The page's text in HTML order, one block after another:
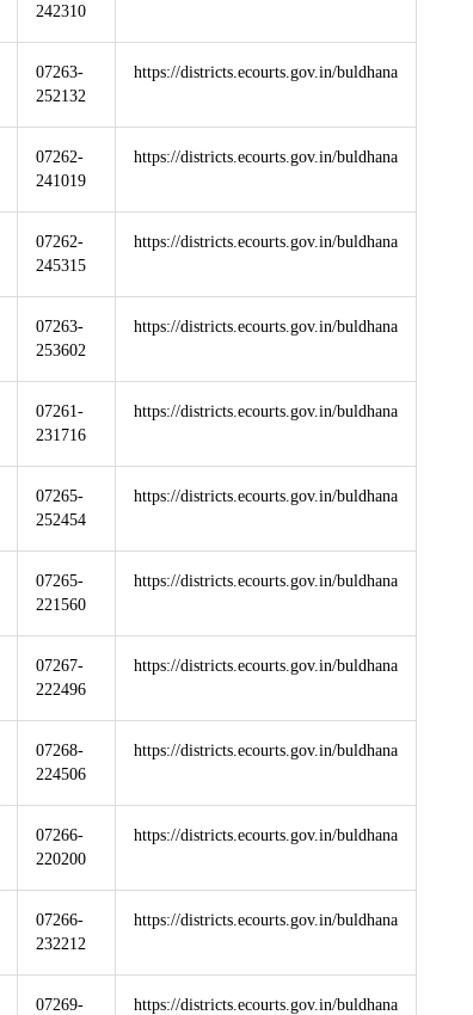
242310
07263-
252132
https://districts.ecourts.gov.in/buldhana
07262-
241019
https://districts.ecourts.gov.in/buldhana
07262-
245315
https://districts.ecourts.gov.in/buldhana
07263-
253602
https://districts.ecourts.gov.in/buldhana
07261-
231716
https://districts.ecourts.gov.in/buldhana
07265-
252454
https://districts.ecourts.gov.in/buldhana
07265-
221560
https://districts.ecourts.gov.in/buldhana
07267-
222496
https://districts.ecourts.gov.in/buldhana
07268-
224506
https://districts.ecourts.gov.in/buldhana
07266-
220200
https://districts.ecourts.gov.in/buldhana
07266-
232212
https://districts.ecourts.gov.in/buldhana
07269-
https://districts.ecourts.gov.in/buldhana